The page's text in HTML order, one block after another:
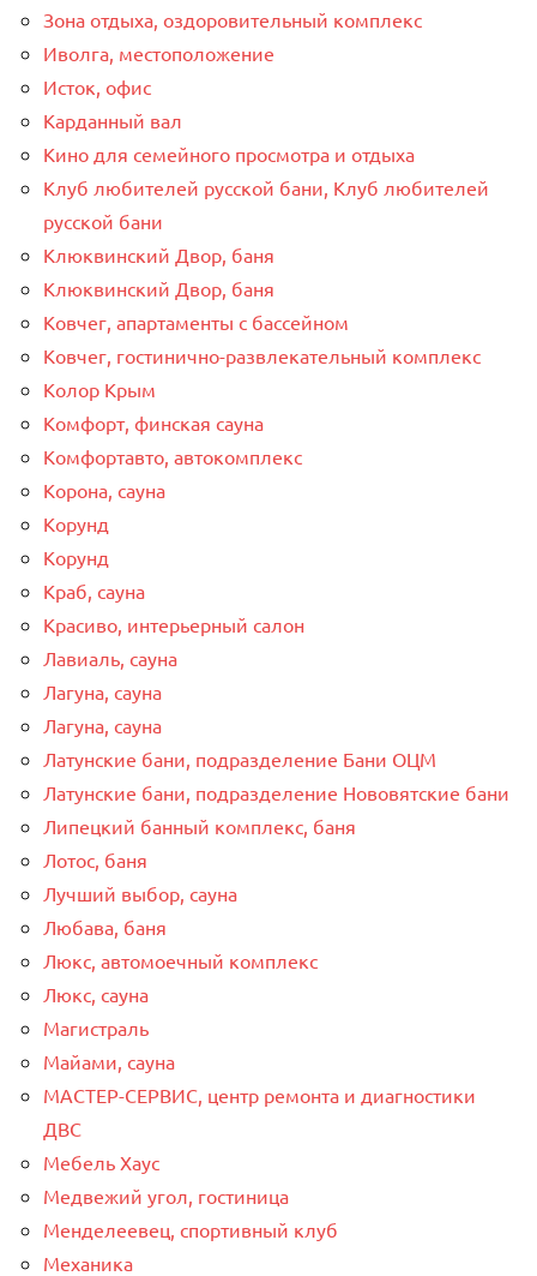
Зона отдыха, оздоровительный комплекс
Иволга, местоположение
Исток, офис
Карданный вал
Кино для семейного просмотра и отдыха
Клуб любителей русской бани, Клуб любителей
русской бани
Клюквинский Двор, баня
Клюквинский Двор, баня
Ковчег, апартаменты с бассейном
Ковчег, гостинично-развлекательный комплекс
Колор Крым
Комфорт, финская сауна
Комфортавто, автокомплекс
Корона, сауна
Корунд
Корунд
Краб, сауна
Красиво, интерьерный салон
Лавиаль, сауна
Лагуна, сауна
Лагуна, сауна
Латунские бани, подразделение Бани ОЦМ
Латунские бани, подразделение Нововятские бани
Липецкий банный комплекс, баня
Лотос, баня
Лучший выбор, сауна
Любава, баня
Люкс, автомоечный комплекс
Люкс, сауна
Магистраль
Майами, сауна
МАСТЕР-СЕРВИС, центр ремонта и диагностики
ДВС
Мебель Хаус
Медвежий угол, гостиница
Менделеевец, спортивный клуб
Механика